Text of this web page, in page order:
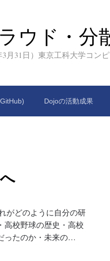
ウド・分
3月31日）東京工科大学コン
Dojoの活動成果
がどのように自分の研
高校野球の歴史・高校
ったのか・未来の…